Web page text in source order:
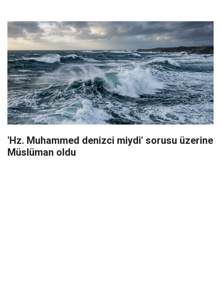
'Hz. Muhammed denizci miydi' sorusu üzerine
Müslüman oldu